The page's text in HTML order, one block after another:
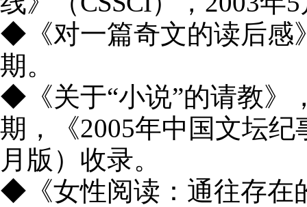
◆《对一篇奇文的读后感
期。
◆《关于“小说”的请教》
期，《2005年中国文坛纪
月版）收录。
◆《女性阅读：通往存在